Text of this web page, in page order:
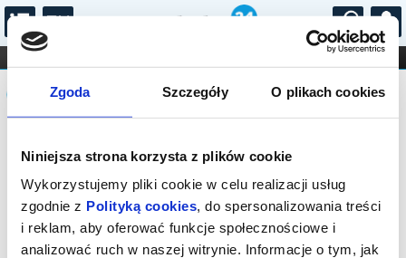
Zgoda Szczegóły O plikach cookies
Niniejsza strona korzysta z plików cookie
Wykorzystujemy pliki cookie w celu realizacji usług
zgodnie z Polityką cookies, do spersonalizowania treści
i reklam, aby oferować funkcje społecznościowe i
analizować ruch w naszej witrynie. Informacje o tym, jak
...
FILHARMONIA OPERA I BALET
STAND-UP
DLA DZIECI
Komunikat
Sprzedaż biletów on-line na wydarzenie
została zakończona.